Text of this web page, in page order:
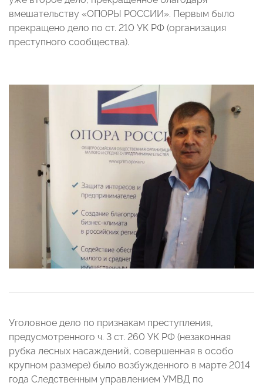
вмешательству «ОПОРЫ РОССИИ». Первым было
прекращено дело по ст. 210 УК РФ (организация
преступного сообщества).
Уголовное дело по признакам преступления,
предусмотренного ч. 3 ст. 260 УК РФ (незаконная
рубка лесных насаждений, совершенная в особо
крупном размере) было возбужденного в марте 2014
года Следственным управлением УМВД по